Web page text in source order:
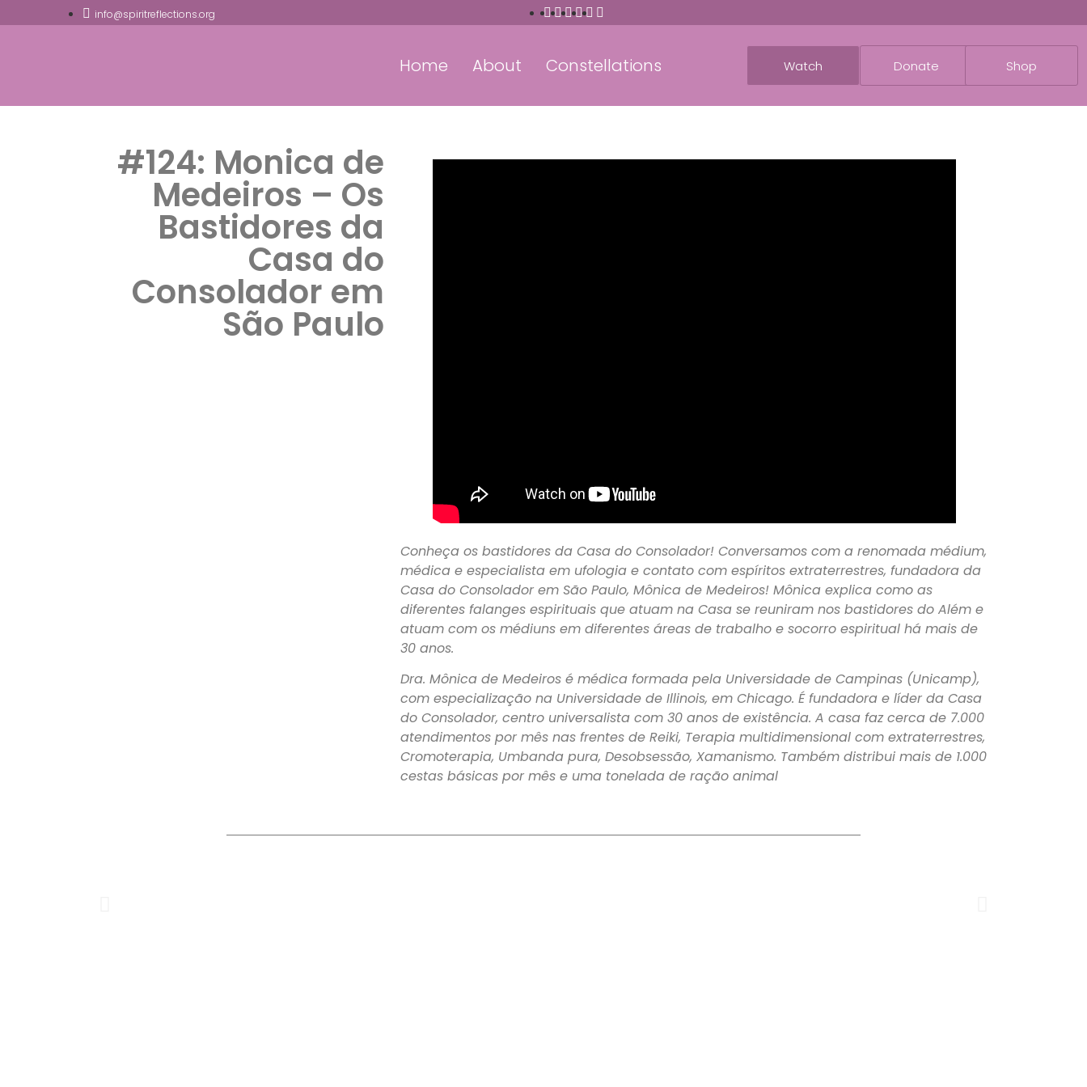
info@spiritreflections.org
Home About Constellations Watch Donate Shop
#124: Monica de
Medeiros – Os
Bastidores da
Casa do
Consolador em
São Paulo
Conheça os bastidores da Casa do Consolador! Conversamos com a renomada médium,
médica e especialista em ufologia e contato com espíritos extraterrestres, fundadora da
Casa do Consolador em São Paulo, Mônica de Medeiros! Mônica explica como as
diferentes falanges espirituais que atuam na Casa se reuniram nos bastidores do Além e
atuam com os médiuns em diferentes áreas de trabalho e socorro espiritual há mais de
30 anos.
Dra. Mônica de Medeiros é médica formada pela Universidade de Campinas (Unicamp),
com especialização na Universidade de Illinois, em Chicago. É fundadora e líder da Casa
do Consolador, centro universalista com 30 anos de existência. A casa faz cerca de 7.000
atendimentos por mês nas frentes de Reiki, Terapia multidimensional com extraterrestres,
Cromoterapia, Umbanda pura, Desobsessão, Xamanismo. Também distribui mais de 1.000
cestas básicas por mês e uma tonelada de ração animal